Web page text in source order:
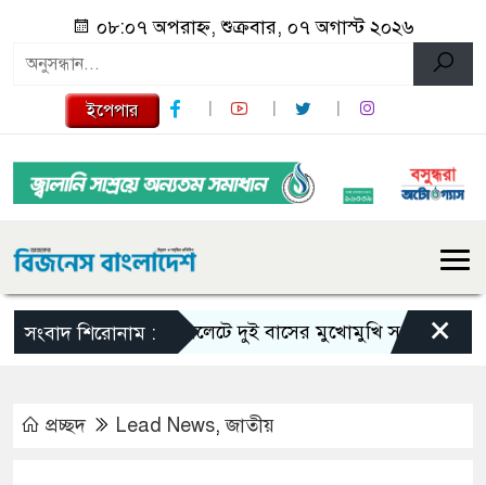
০৮:০৭ অপরাহ্ন, শুক্রবার, ০৭ অগাস্ট ২০২৬
ইপেপার
সংবাদ শিরোনাম :সিলেটে দুই বাসের মুখোমুখি সংঘর্ষে নিহত×
প্রচ্ছদ Lead News,জাতীয়